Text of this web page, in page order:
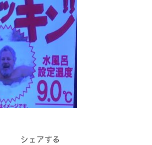
シェアする